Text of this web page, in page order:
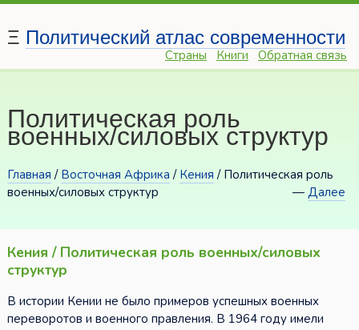
Ξ Политический атлас современности
Страны Книги Обратная связь
Политическая роль
военных/силовых структур
Главная / Восточная Африка / Кения / Политическая роль
военных/силовых структур
—Далее
Кения / Политическая роль военных/силовых
структур
В истории Кении не было примеров успешных военных
переворотов и военного правления. В 1964 году имели